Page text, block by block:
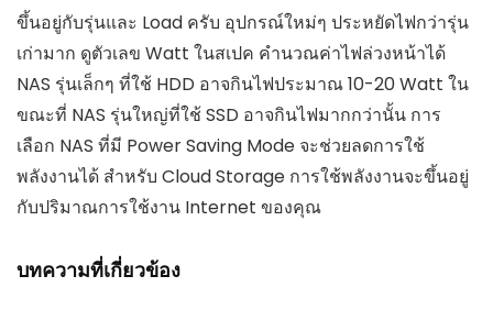
ขึ้นอยู่กับรุ่นและ Load ครับ อุปกรณ์ใหม่ๆ ประหยัดไฟกว่ารุ่น
เก่ามาก ดูตัวเลข Watt ในสเปค คำนวณค่าไฟล่วงหน้าได้
NAS รุ่นเล็กๆ ที่ใช้ HDD อาจกินไฟประมาณ 10-20 Watt ใน
ขณะที่ NAS รุ่นใหญ่ที่ใช้ SSD อาจกินไฟมากกว่านั้น การ
เลือก NAS ที่มี Power Saving Mode จะช่วยลดการใช้
พลังงานได้ สำหรับ Cloud Storage การใช้พลังงานจะขึ้นอยู่
กับปริมาณการใช้งาน Internet ของคุณ
บทความที่เกี่ยวข้อง